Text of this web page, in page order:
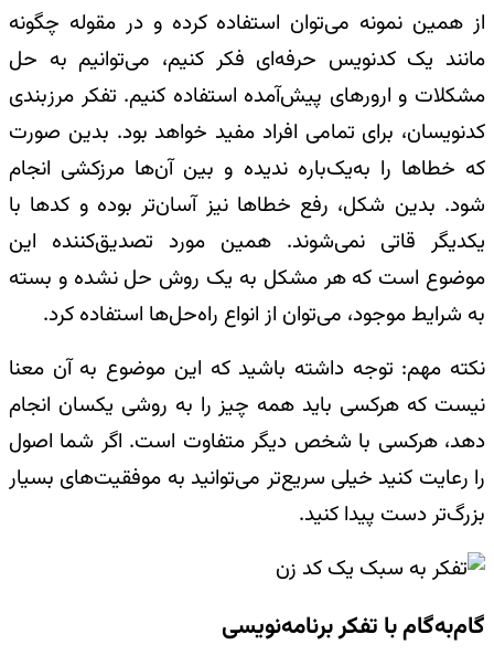
از همین نمونه می‌توان استفاده کرده و در مقوله چگونه
مانند یک کد‌نویس حرفه‌ای فکر کنیم، می‌توانیم به حل
مشکلات و ارورهای پیش‌آمده استفاده کنیم. تفکر مرزبندی
کد‌نویسان، برای تمامی افراد مفید خواهد بود. بدین صورت
که خطاها را به‌یک‌باره ندیده و بین آن‌ها مرزکشی انجام
شود. بدین شکل، رفع خطاها نیز آسان‌تر بوده و کدها با
یکدیگر قاتی نمی‌شوند. همین مورد تصدیق‌کننده این
موضوع است که هر مشکل به یک روش حل نشده و بسته
به شرایط موجود، می‌توان از انواع راه‌حل‌ها استفاده کرد.
نکته مهم: توجه داشته باشید که این موضوع به آن معنا
نیست که هرکسی باید همه چیز را به روشی یکسان انجام
دهد، هرکسی با شخص دیگر متفاوت است. اگر شما اصول
را رعایت کنید خیلی سریع‌تر می‌توانید به موفقیت‌های بسیار
بزرگ‌تر دست پیدا کنید.
گام‌به‌گام با تفکر برنامه‌نویسی